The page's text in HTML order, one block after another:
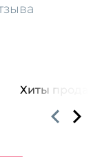
Хиты продаж